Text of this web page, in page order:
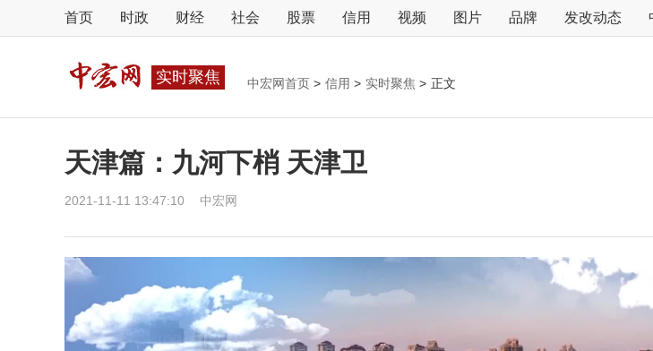
首页 时政 财经 社会 股票 信用 视频 图片 品牌 发改动态
实时聚焦 中宏网首页 > 信用 > 实时聚焦 > 正文
天津篇：九河下梢 天津卫
2021-11-11 13:47:10 中宏网